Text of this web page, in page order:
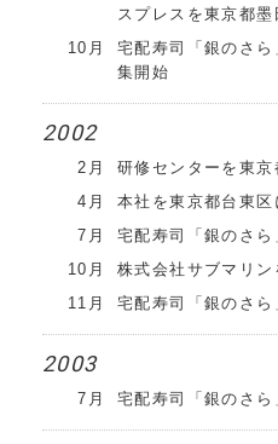
スプレスを東京都墨
10月
宅配寿司「銀のさ
集開始
2002
2月
研修センターを東
4月
本社を東京都台東区
7月
宅配寿司「銀のさ
10月
株式会社サブマリン
11月
宅配寿司「銀のさ
2003
7月 宅配寿司「銀のさ